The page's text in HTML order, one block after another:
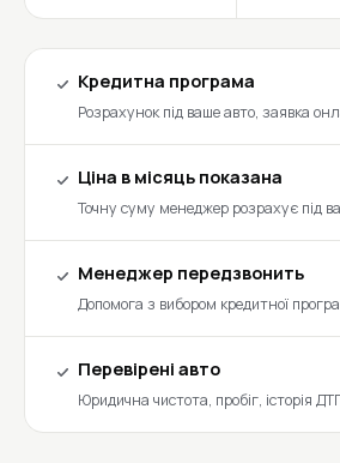
Кредитна програма
Розрахунок під ваше авто, заявка
Ціна в місяць показана
Точну суму менеджер розрахує під
Менеджер передзвонить
Допомога з вибором кредитної
Перевірені авто
Юридична чистота, пробіг, історія